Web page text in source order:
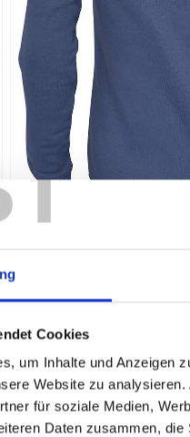
Cookies
um Inhalte und Anzeigen
Website zu
für soziale Medien,
Daten zusammen,